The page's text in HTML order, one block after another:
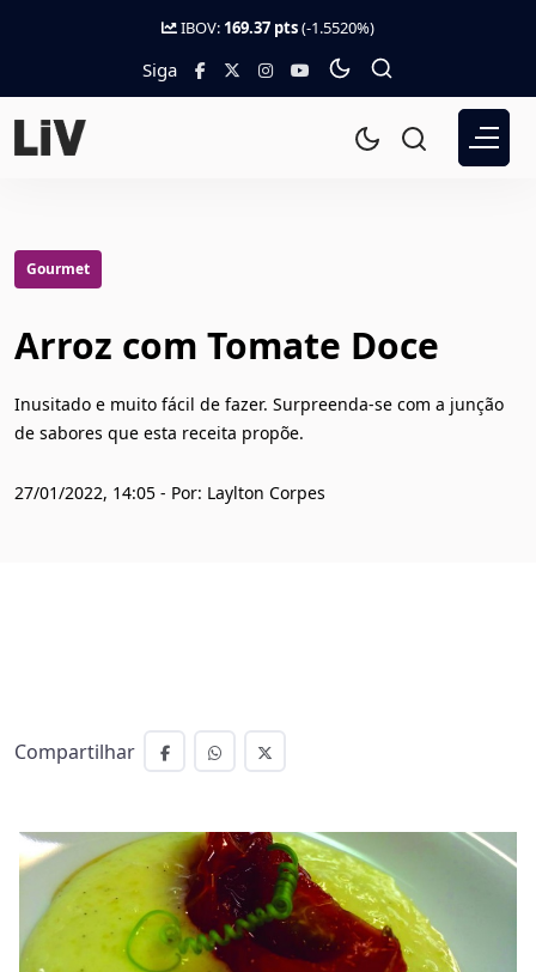
IBOV: 169.37 pts(-1.5520%)
Siga
Gourmet
Arroz com Tomate Doce
Inusitado e muito fácil de fazer. Surpreenda-se com a junção
de sabores que esta receita propõe.
27/01/2022, 14:05 - Por: Laylton Corpes
Compartilhar